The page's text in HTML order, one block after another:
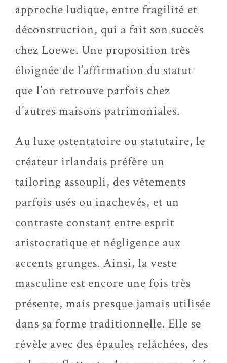
approche ludique, entre fragilité et
déconstruction, qui a fait son succès
chez Loewe. Une proposition très
éloignée de l’affirmation du statut
que l’on retrouve parfois chez
d’autres maisons patrimoniales.
Au luxe ostentatoire ou statutaire, le
créateur irlandais préfère un
tailoring assoupli, des vêtements
parfois usés ou inachevés, et un
contraste constant entre esprit
aristocratique et négligence aux
accents grunges. Ainsi, la veste
masculine est encore une fois très
présente, mais presque jamais utilisée
dans sa forme traditionnelle. Elle se
révèle avec des épaules relâchées, des